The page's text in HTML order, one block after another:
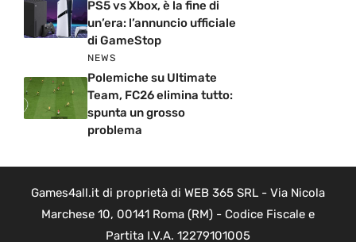
PS5 vs Xbox, è la fine di
un’era: l’annuncio ufficiale
di GameStop
NEWS
Polemiche su Ultimate
Team, FC26 elimina tutto:
spunta un grosso
problema
Games4all.it di proprietà di WEB 365 SRL - Via Nicola
Marchese 10, 00141 Roma (RM) - Codice Fiscale e
Partita I.V.A. 12279101005